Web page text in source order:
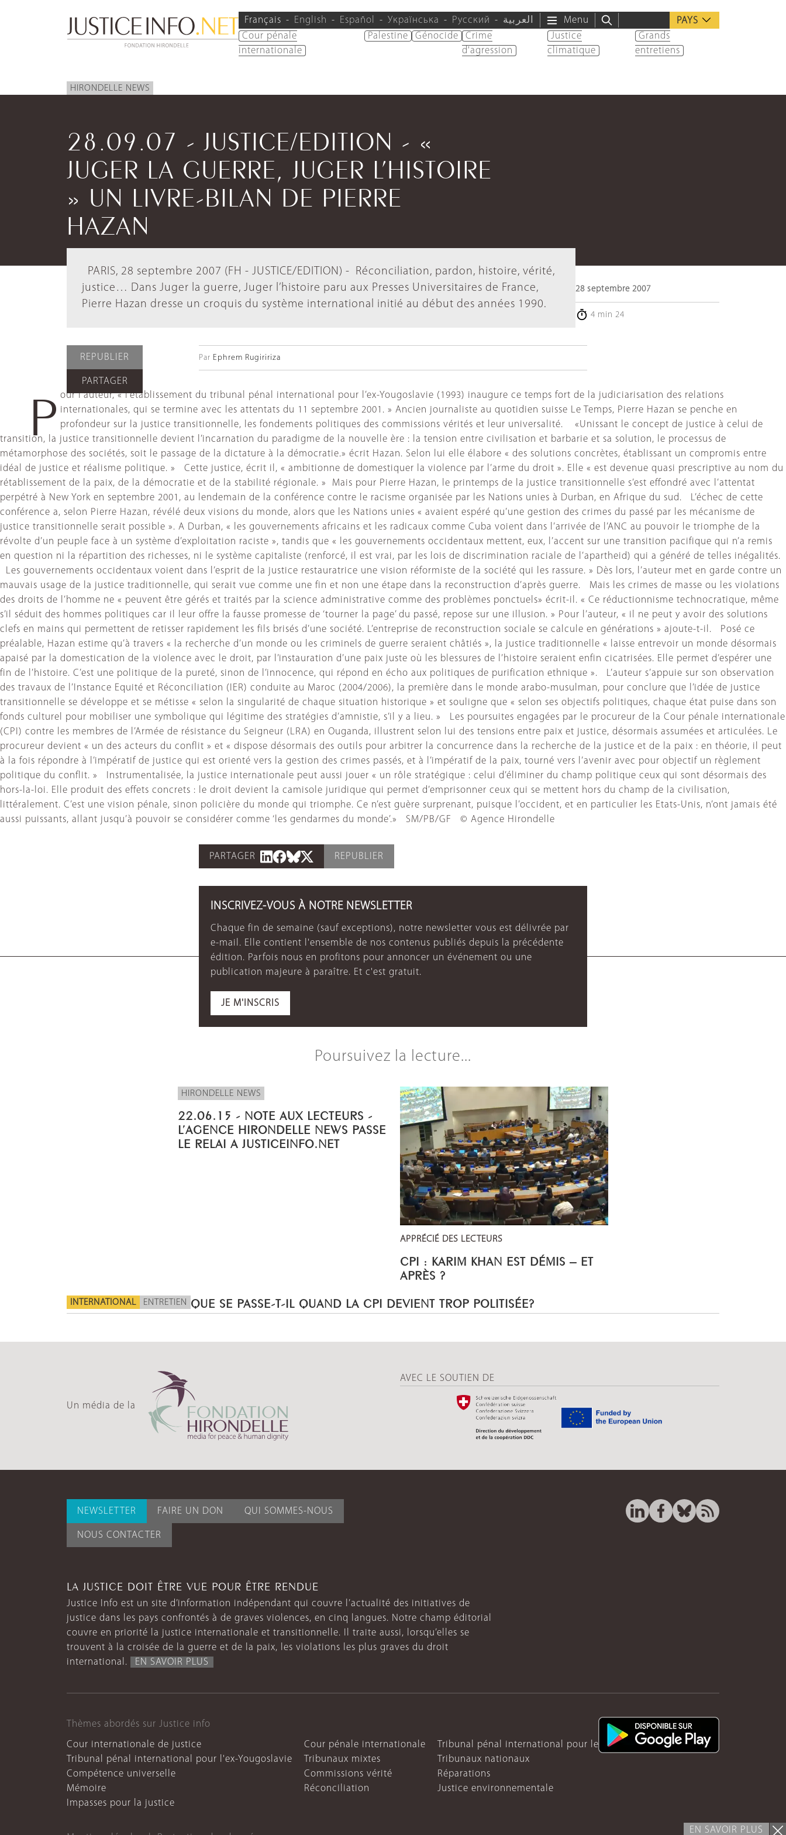
Français English Español Українська Русский العربية Menu
PAYS
Cour pénale
internationale
Palestine Génocide
Crime
d'agression
Justice
climatique
Grands
entretiens
HIRONDELLE NEWS
28.09.07 - JUSTICE/EDITION - «
JUGER LA GUERRE, JUGER L’HISTOIRE
» UN LIVRE-BILAN DE PIERRE
HAZAN
PARIS, 28 septembre 2007 (FH - JUSTICE/EDITION) - Réconciliation, pardon, histoire, vérité,
justice… Dans Juger la guerre, Juger l’histoire paru aux Presses Universitaires de France,
Pierre Hazan dresse un croquis du système international initié au début des années 1990.
28 septembre 2007
4 min 24
REPUBLIER
PARTAGER
Par Ephrem Rugiririza
our l’auteur, « l’établissement du tribunal pénal international pour l’ex-Yougoslavie (1993) inaugure ce temps fort de la judiciarisation des relations
internationales, qui se termine avec les attentats du 11 septembre 2001. » Ancien journaliste au quotidien suisse Le Temps, Pierre Hazan se penche en
profondeur sur la justice transitionnelle, les fondements politiques des commissions vérités et leur universalité. «Unissant le concept de justice à celui de
transition, la justice transitionnelle devient l’incarnation du paradigme de la nouvelle ère : la tension entre civilisation et barbarie et sa solution, le processus de
métamorphose des sociétés, soit le passage de la dictature à la démocratie.» écrit Hazan. Selon lui elle élabore « des solutions concrètes, établissant un compromis entre
idéal de justice et réalisme politique. » Cette justice, écrit il, « ambitionne de domestiquer la violence par l’arme du droit ». Elle « est devenue quasi prescriptive au nom du
rétablissement de la paix, de la démocratie et de la stabilité régionale. » Mais pour Pierre Hazan, le printemps de la justice transitionnelle s’est effondré avec l’attentat
perpétré à New York en septembre 2001, au lendemain de la conférence contre le racisme organisée par les Nations unies à Durban, en Afrique du sud. L’échec de cette
conférence a, selon Pierre Hazan, révélé deux visions du monde, alors que les Nations unies « avaient espéré qu’une gestion des crimes du passé par les mécanisme de
justice transitionnelle serait possible ». A Durban, « les gouvernements africains et les radicaux comme Cuba voient dans l’arrivée de l’ANC au pouvoir le triomphe de la
révolte d’un peuple face à un système d’exploitation raciste », tandis que « les gouvernements occidentaux mettent, eux, l’accent sur une transition pacifique qui n’a remis
en question ni la répartition des richesses, ni le système capitaliste (renforcé, il est vrai, par les lois de discrimination raciale de l’apartheid) qui a généré de telles inégalités.
Les gouvernements occidentaux voient dans l’esprit de la justice restauratrice une vision réformiste de la société qui les rassure. » Dès lors, l’auteur met en garde contre un
mauvais usage de la justice traditionnelle, qui serait vue comme une fin et non une étape dans la reconstruction d’après guerre. Mais les crimes de masse ou les violations
des droits de l’homme ne « peuvent être gérés et traités par la science administrative comme des problèmes ponctuels» écrit-il. « Ce réductionnisme technocratique, même
s’il séduit des hommes politiques car il leur offre la fausse promesse de ‘tourner la page’ du passé, repose sur une illusion. » Pour l’auteur, « il ne peut y avoir des solutions
clefs en mains qui permettent de retisser rapidement les fils brisés d’une société. L’entreprise de reconstruction sociale se calcule en générations » ajoute-t-il. Posé ce
préalable, Hazan estime qu’à travers « la recherche d’un monde ou les criminels de guerre seraient châtiés », la justice traditionnelle « laisse entrevoir un monde désormais
apaisé par la domestication de la violence avec le droit, par l’instauration d’une paix juste où les blessures de l’histoire seraient enfin cicatrisées. Elle permet d’espérer une
fin de l’histoire. C’est une politique de la pureté, sinon de l’innocence, qui répond en écho aux politiques de purification ethnique ». L’auteur s’appuie sur son observation
des travaux de l’Instance Equité et Réconciliation (IER) conduite au Maroc (2004/2006), la première dans le monde arabo-musulman, pour conclure que l’idée de justice
transitionnelle se développe et se métisse « selon la singularité de chaque situation historique » et souligne que « selon ses objectifs politiques, chaque état puise dans son
fonds culturel pour mobiliser une symbolique qui légitime des stratégies d’amnistie, s’il y a lieu. » Les poursuites engagées par le procureur de la Cour pénale internationale
(CPI) contre les membres de l’Armée de résistance du Seigneur (LRA) en Ouganda, illustrent selon lui des tensions entre paix et justice, désormais assumées et articulées. Le
procureur devient « un des acteurs du conflit » et « dispose désormais des outils pour arbitrer la concurrence dans la recherche de la justice et de la paix : en théorie, il peut
à la fois répondre à l’impératif de justice qui est orienté vers la gestion des crimes passés, et à l’impératif de la paix, tourné vers l’avenir avec pour objectif un règlement
politique du conflit. » Instrumentalisée, la justice internationale peut aussi jouer « un rôle stratégique : celui d’éliminer du champ politique ceux qui sont désormais des
hors-la-loi. Elle produit des effets concrets : le droit devient la camisole juridique qui permet d’emprisonner ceux qui se mettent hors du champ de la civilisation,
littéralement. C’est une vision pénale, sinon policière du monde qui triomphe. Ce n’est guère surprenant, puisque l’occident, et en particulier les Etats-Unis, n’ont jamais été
aussi puissants, allant jusqu’à pouvoir se considérer comme ‘les gendarmes du monde’.» SM/PB/GF © Agence Hirondelle
PARTAGER REPUBLIER
INSCRIVEZ-VOUS À NOTRE NEWSLETTER
Chaque fin de semaine (sauf exceptions), notre newsletter vous est délivrée par
e-mail. Elle contient l'ensemble de nos contenus publiés depuis la précédente
édition. Parfois nous en profitons pour annoncer un événement ou une
publication majeure à paraître. Et c'est gratuit.
JE M'INSCRIS
Poursuivez la lecture...
HIRONDELLE NEWS
22.06.15 - NOTE AUX LECTEURS -
L’AGENCE HIRONDELLE NEWS PASSE
LE RELAI A JUSTICEINFO.NET
APPRÉCIÉ DES LECTEURS
CPI : KARIM KHAN EST DÉMIS – ET
APRÈS ?
INTERNATIONAL ENTRETIEN QUE SE PASSE-T-IL QUAND LA CPI DEVIENT TROP POLITISÉE?
Un média de la
AVEC LE SOUTIEN DE
NEWSLETTER FAIRE UN DON QUI SOMMES-NOUS
NOUS CONTACTER
LA JUSTICE DOIT ÊTRE VUE POUR ÊTRE RENDUE
Justice Info est un site d’information indépendant qui couvre l’actualité des initiatives de
justice dans les pays confrontés à de graves violences, en cinq langues. Notre champ éditorial
couvre en priorité la justice internationale et transitionnelle. Il traite aussi, lorsqu’elles se
trouvent à la croisée de la guerre et de la paix, les violations les plus graves du droit
international.
EN SAVOIR PLUS
Thèmes abordés sur Justice info
Cour internationale de justice Cour pénale internationale
Tribunal pénal international pour le Rwanda
Tribunal pénal international pour l'ex-Yougoslavie
Tribunaux mixtes
Tribunaux nationaux
Compétence universelle
Commissions vérité
Réparations
Mémoire
Réconciliation
Justice environnementale
Impasses pour la justice
EN SAVOIR PLUS